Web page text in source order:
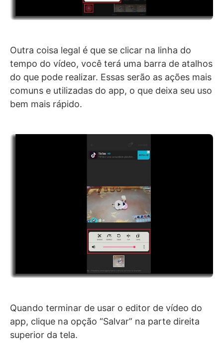
Outra coisa legal é que se clicar na linha do
tempo do vídeo, você terá uma barra de atalhos
do que pode realizar. Essas serão as ações mais
comuns e utilizadas do app, o que deixa seu uso
bem mais rápido.
Quando terminar de usar o editor de vídeo do
app, clique na opção “Salvar” na parte direita
superior da tela.